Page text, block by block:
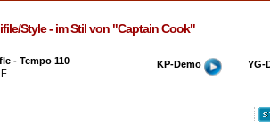
Style - im Stil von "Captain Cook"
- Tempo 110
KP-Demo YG-